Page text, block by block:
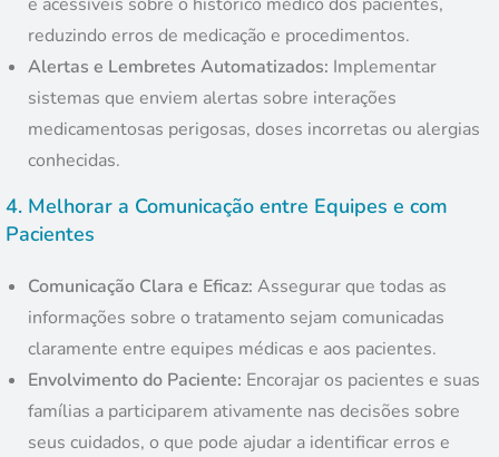
reduzindo erros de medicação e procedimentos.
Alertas e Lembretes Automatizados: Implementar
sistemas que enviem alertas sobre interações
medicamentosas perigosas, doses incorretas ou alergias
conhecidas.
4. Melhorar a Comunicação entre Equipes e com
Pacientes
Comunicação Clara e Eficaz: Assegurar que todas as
informações sobre o tratamento sejam comunicadas
claramente entre equipes médicas e aos pacientes.
Envolvimento do Paciente: Encorajar os pacientes e suas
famílias a participarem ativamente nas decisões sobre
seus cuidados, o que pode ajudar a identificar erros e